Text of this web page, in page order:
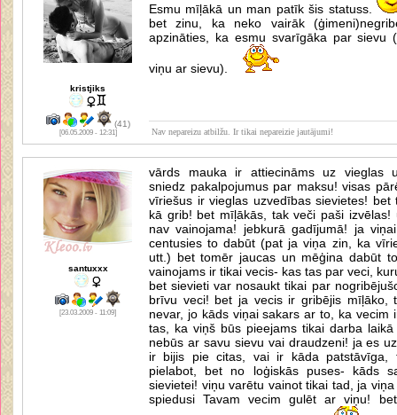
kristjiks
(41)
[06.05.2009 - 12:31]
Esmu mīļākā un man patīk šis statuss.
bet zinu, ka neko vairāk
apzināties, ka esmu svarīgāka par sievu
viņu ar sievu).
Nav nepareizu atbilžu. Ir tikai nepareizie jautājumi!
santuxxx
[23.03.2009 - 11:09]
vārds mauka ir attiecināms uz vieglas
sniedz pakalpojumus par maksu! visas
vīriešus ir vieglas uzvedības sievietes!
kā grib! bet mīļākās, tak veči paši
nav vainojama! jebkurā gadījumā! ja
centusies to dabūt (pat ja viņa zin, ka
utt.) bet tomēr jaucas un mēģina dabūt
vainojams ir tikai vecis- kas tas par veci,
bet sievieti var nosaukt tikai par
brīvu veci! bet ja vecis ir gribējis mīļāko,
nevar, jo kāds viņai sakars ar to, ka vecim
tas, ka viņš būs pieejams tikai darba
nebūs ar savu sievu vai draudzeni! ja es
ir bijis pie citas, vai ir kāda patstāvīga,
pielabot, bet no loģiskās puses- kāds
sievietei! viņu varētu vainot tikai tad, ja
spiedusi Tavam vecim gulēt ar viņu!